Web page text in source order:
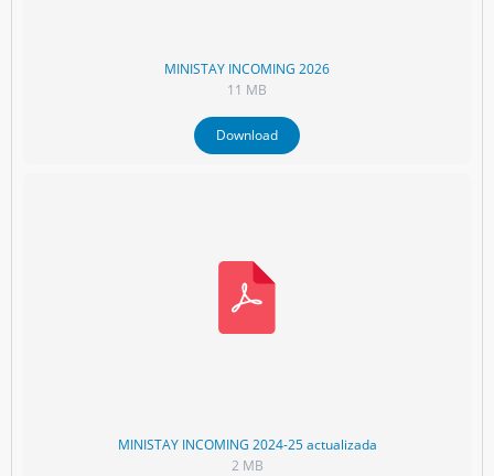
MINISTAY INCOMING 2026
11 MB
Download
MINISTAY INCOMING 2024-25 actualizada
2 MB